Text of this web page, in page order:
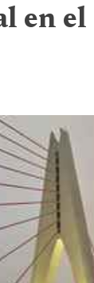
en el